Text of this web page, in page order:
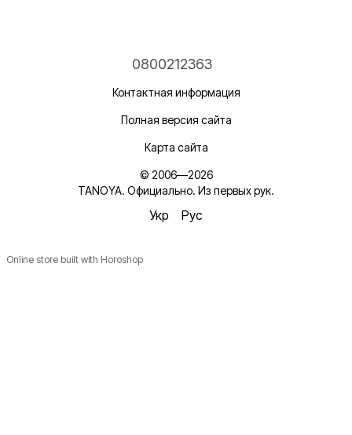
0800212363
Контактная информация
Полная версия сайта
Карта сайта
© 2006—2026
TANOYA. Официально. Из первых рук.
Укр Рус
Online store built with Horoshop